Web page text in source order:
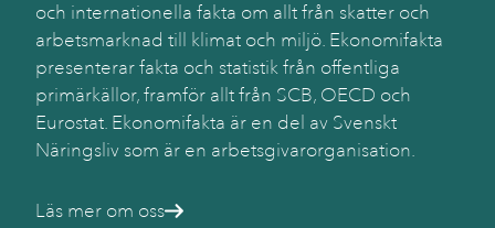
och internationella fakta om allt från skatter och
arbetsmarknad till klimat och miljö. Ekonomifakta
presenterar fakta och statistik från offentliga
primärkällor, framför allt från SCB, OECD och
Eurostat. Ekonomifakta är en del av Svenskt
Näringsliv som är en arbetsgivarorganisation.
Läs mer om oss